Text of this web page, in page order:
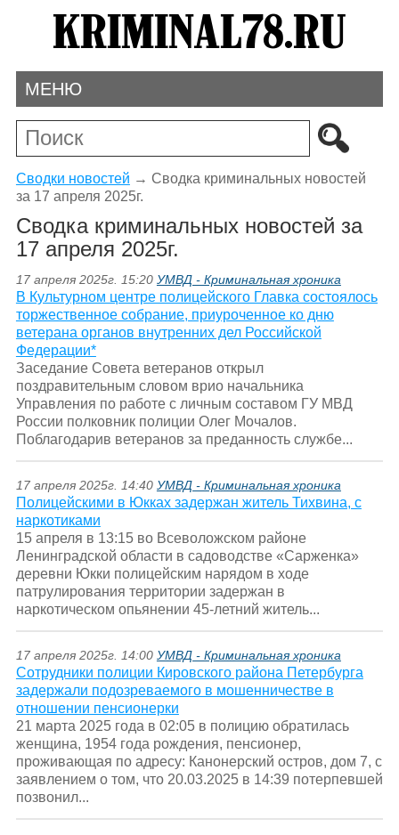
МЕНЮ
Сводки новостей → Сводка криминальных новостей
за 17 апреля 2025г.
Сводка криминальных новостей за
17 апреля 2025г.
17 апреля 2025г. 15:20 УМВД - Криминальная хроника
В Культурном центре полицейского Главка состоялось
торжественное собрание, приуроченное ко дню
ветерана органов внутренних дел Российской
Федерации*
Заседание Совета ветеранов открыл
поздравительным словом врио начальника
Управления по работе с личным составом ГУ МВД
России полковник полиции Олег Мочалов.
Поблагодарив ветеранов за преданность службе...
17 апреля 2025г. 14:40 УМВД - Криминальная хроника
Полицейскими в Юкках задержан житель Тихвина, с
наркотиками
15 апреля в 13:15 во Всеволожском районе
Ленинградской области в садоводстве «Сарженка»
деревни Юкки полицейским нарядом в ходе
патрулирования территории задержан в
наркотическом опьянении 45-летний житель...
17 апреля 2025г. 14:00 УМВД - Криминальная хроника
Сотрудники полиции Кировского района Петербурга
задержали подозреваемого в мошенничестве в
отношении пенсионерки
21 марта 2025 года в 02:05 в полицию обратилась
женщина, 1954 года рождения, пенсионер,
проживающая по адресу: Канонерский остров, дом 7, с
заявлением о том, что 20.03.2025 в 14:39 потерпевшей
позвонил...